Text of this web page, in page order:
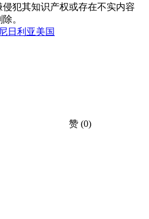
犯其知识产权或存在不实内容
。
尼日利亚美国
赞 (0)